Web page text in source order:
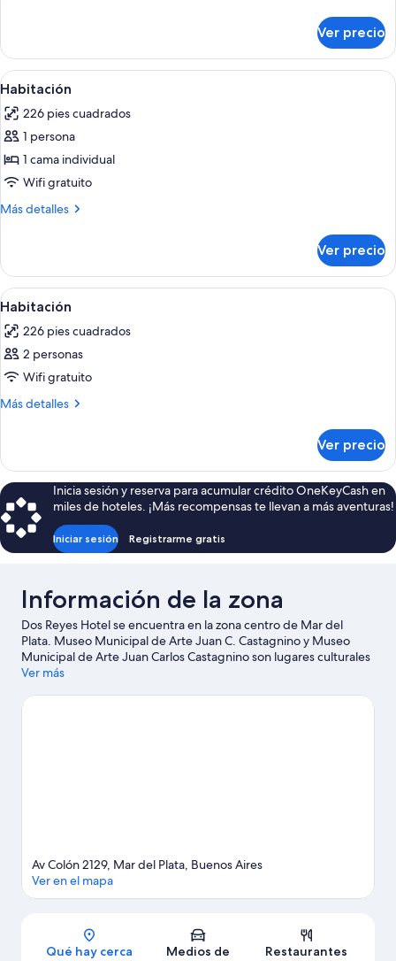
Ver precio
Abrir
todas
las
fotos
de
Habitación
1 habitación, ropa de cama de alta
6
Habitación
226 pies cuadrados
1 persona
1 cama individual
Wifi gratuito
Más detalles
Más
Ver precio
Abrir
todas
las
fotos
de
Habitación
1 habitación, ropa de cama de alta
16
Habitación
226 pies cuadrados
2 personas
Wifi gratuito
Más detalles
Más
Ver precio
Inicia sesión y reserva para acumular crédito OneKeyCash en
miles de hoteles. ¡Más recompensas te llevan a más aventuras!
Iniciar sesión Registrarme gratis
Información de la zona
Dos Reyes Hotel se encuentra en la zona centro de Mar del
Plata. Museo Municipal de Arte Juan C. Castagnino y Museo
Municipal de Arte Juan Carlos Castagnino son lugares culturales
destacados, y algunos de los lugares cercanos donde se
Plata y Puerto de Mar del Plata. ¿Quieres asistir a un evento o
Ver más
Sección del mapa
Av Colón 2129, Mar del Plata, Buenos Aires
Ver en el mapa
Qué hay cerca
Medios de
Restaurantes